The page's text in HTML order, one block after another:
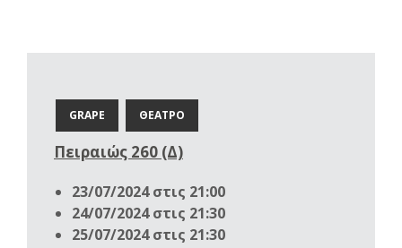
GRAPE ΘΕΑΤΡΟ
Πειραιώς 260 (Δ)
23/07/2024 στις 21:00
24/07/2024 στις 21:30
25/07/2024 στις 21:30